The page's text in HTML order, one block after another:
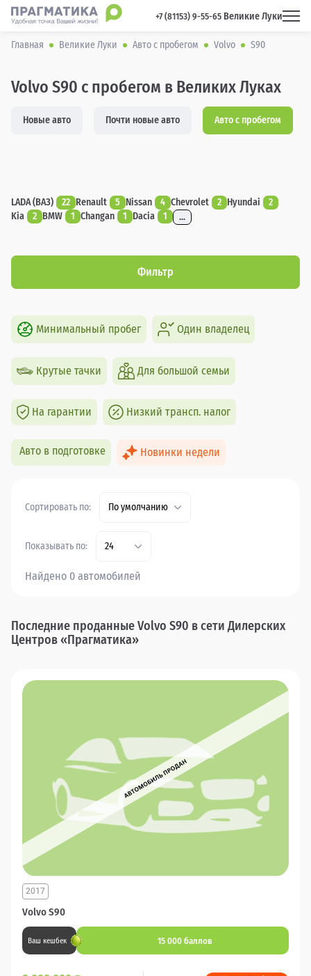
+7 (81153) 9-55-65 Великие Луки
Главная Великие Луки Авто с пробегом Volvo S90
Volvo S90 с пробегом в Великих Луках
Новые авто Почти новые авто Авто с пробегом
LADA (ВАЗ) 22 Renault 5 Nissan 4 Chevrolet 2 Hyundai
2
Kia
2 BMW 1 Changan 1 Dacia 1 ...
Фильтр
Минимальный пробег Один владелец
Крутые тачки Для большой семьи
На гарантии Низкий трансп. налог
Авто в подготовке Новинки недели
Сортировать по: По умолчанию
Показывать по: 24
Найдено 0 автомобилей
Последние проданные Volvo S90 в сети Дилерских
Центров «Прагматика»
Volvo S90
2017
Ваш кешбек 15 000 баллов